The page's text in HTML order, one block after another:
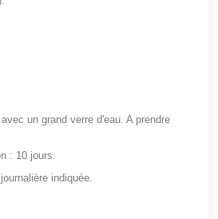
un grand verre d'eau. A prendre
: 10 jours.
indiquée.